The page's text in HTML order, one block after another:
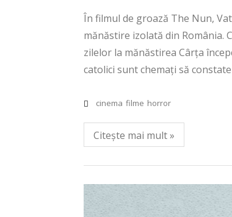
În filmul de groază The Nun,
mănăstire izolată din România.
zilelor la mănăstirea Cârța
catolici sunt chemați să
cinema filme horror
Citește mai mult »